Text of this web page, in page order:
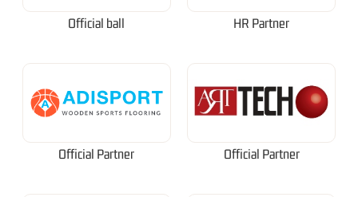
Official ball HR Partner
Official Partner Official Partner